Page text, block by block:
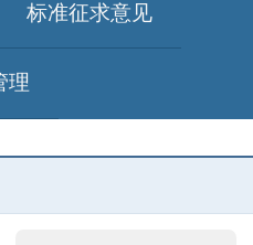
标准征求意见
理